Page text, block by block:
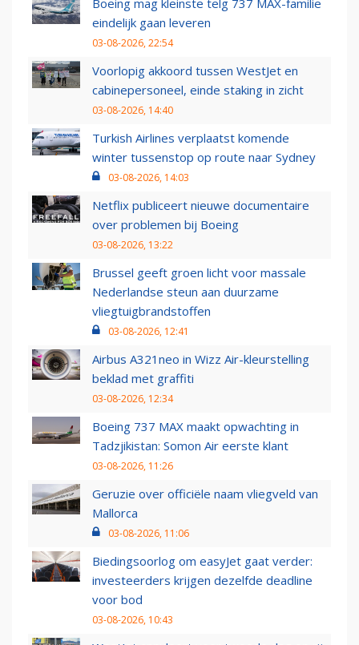
Boeing mag kleinste telg 737 MAX-familie
eindelijk gaan leveren
03-08-2026, 22:54
Voorlopig akkoord tussen WestJet en
cabinepersoneel, einde staking in zicht
03-08-2026, 14:40
Turkish Airlines verplaatst komende
winter tussenstop op route naar Sydney
03-08-2026, 14:03
Netflix publiceert nieuwe documentaire
over problemen bij Boeing
03-08-2026, 13:22
Brussel geeft groen licht voor massale
Nederlandse steun aan duurzame
vliegtuigbrandstoffen
03-08-2026, 12:41
Airbus A321neo in Wizz Air-kleurstelling
beklad met graffiti
03-08-2026, 12:34
Boeing 737 MAX maakt opwachting in
Tadzjikistan: Somon Air eerste klant
03-08-2026, 11:26
Geruzie over officiële naam vliegveld van
Mallorca
03-08-2026, 11:06
Biedingsoorlog om easyJet gaat verder:
investeerders krijgen dezelfde deadline
voor bod
03-08-2026, 10:43